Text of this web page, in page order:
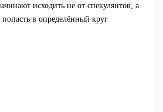
исходить не от спекулянтов, а
в определённый круг